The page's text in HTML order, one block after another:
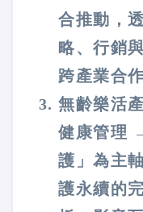
合推動，
略、行銷
跨產業合
無齡樂活
健康管理
護」為主
護永續的